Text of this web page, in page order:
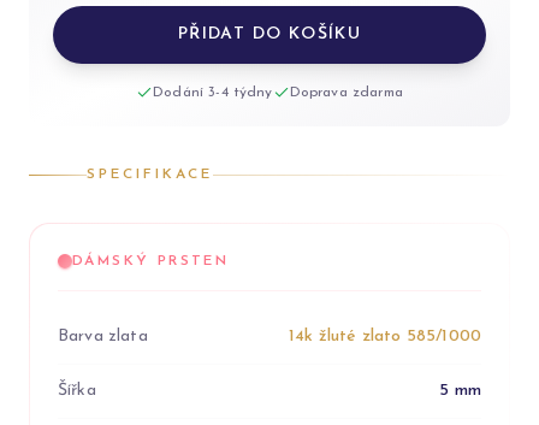
PŘIDAT DO KOŠÍKU
Dodání 3-4 týdny Doprava zdarma
SPECIFIKACE
DÁMSKÝ PRSTEN
Barva zlata 14k žluté zlato 585/1000
Šířka 5 mm